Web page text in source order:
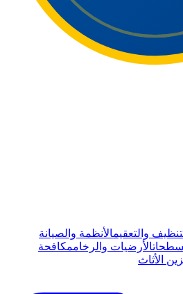
والتعقيمالأنظمة والصيانة
الأرضيات والرخاممكافحة
الأثاث